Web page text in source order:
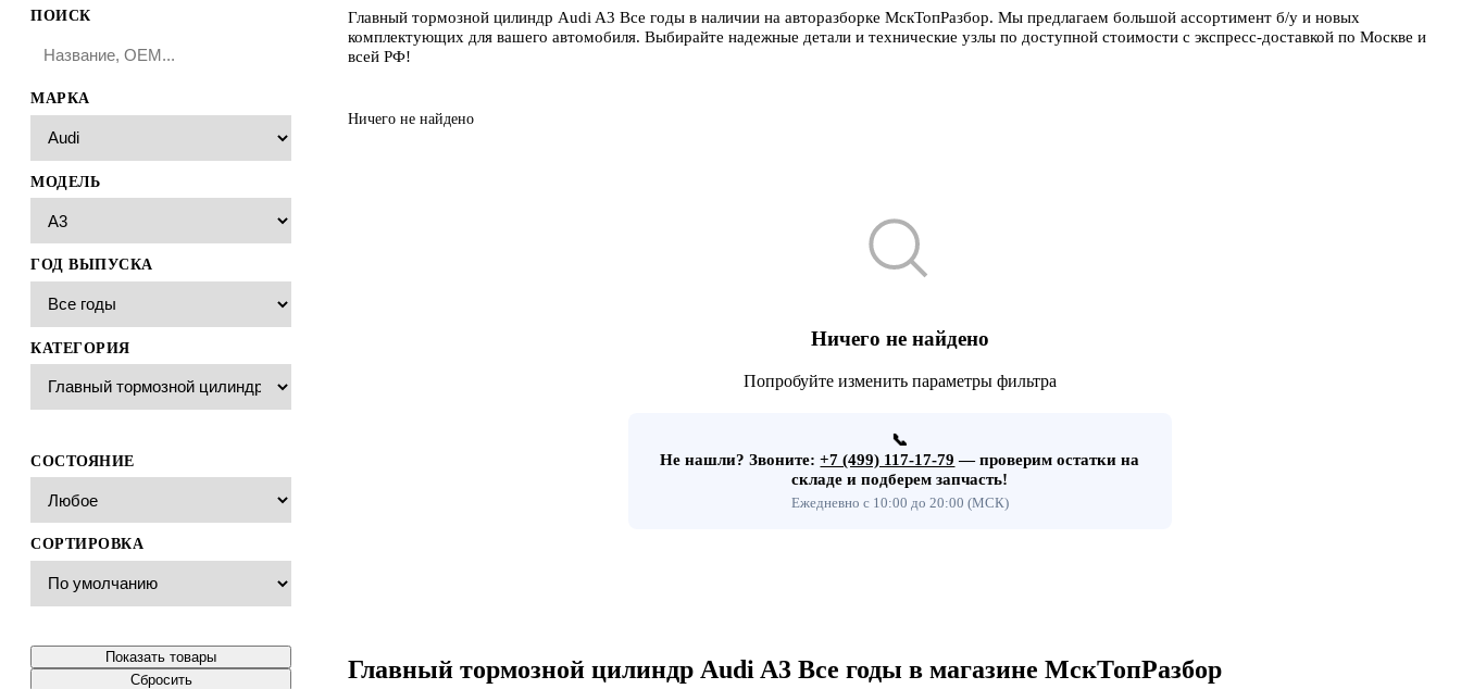
ПОИСК
МАРКА
МОДЕЛЬ
ГОД ВЫПУСКА
КАТЕГОРИЯ
СОСТОЯНИЕ
СОРТИРОВКА
Показать товары
Сбросить
Главный тормозной цилиндр Audi A3 Все годы в наличии на авторазборке МскТопРазбор. Мы предлагаем большой ассортимент б/у и новых
комплектующих для вашего автомобиля. Выбирайте надежные детали и технические узлы по доступной стоимости с экспресс-доставкой по Москве и
всей РФ!
Ничего не найдено
Ничего не найдено
Попробуйте изменить параметры фильтра
📞
Не нашли?Звоните:+7 (499) 117-17-79 — проверим остатки на
складе и подберем запчасть!
Ежедневно с 10:00 до 20:00 (МСК)
Главный тормозной цилиндр Audi A3 Все годы в магазине МскТопРазбор